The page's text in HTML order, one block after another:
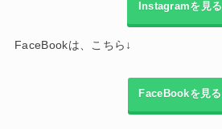
Instagramを見る
FaceBookは、こちら↓
FaceBookを見る